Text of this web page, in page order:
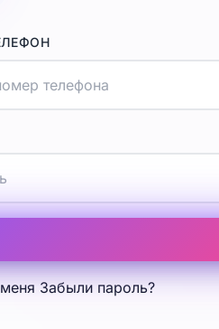
Забыли пароль?